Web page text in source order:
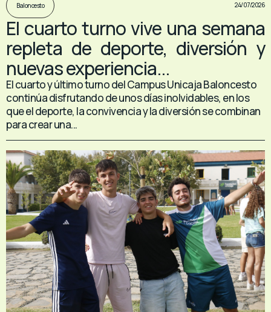
Baloncesto 24/07/2026
El cuarto turno vive una semana
repleta de deporte, diversión y
nuevas experiencia...
El cuarto y último turno del Campus Unicaja Baloncesto
continúa disfrutando de unos días inolvidables, en los
que el deporte, la convivencia y la diversión se combinan
para crear una...